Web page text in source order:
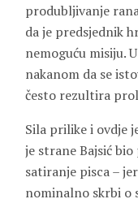
produbljivanje
da je predsjednik
nemoguću misiju.
nakanom da se
često rezultira
Sila prilike i ovdje
je strane Bajsić
satiranje pisca –
nominalno skrbi o